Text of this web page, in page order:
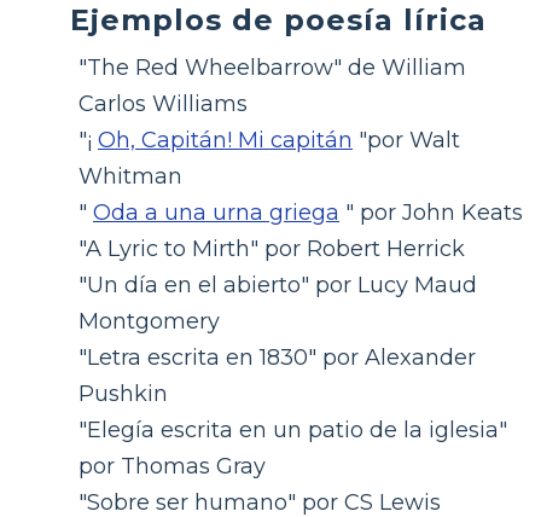
Ejemplos de poesía lírica
"The Red Wheelbarrow" de William
Carlos Williams
"¡ Oh, Capitán! Mi capitán "por Walt
Whitman
" Oda a una urna griega " por John Keats
"A Lyric to Mirth" por Robert Herrick
"Un día en el abierto" por Lucy Maud
Montgomery
"Letra escrita en 1830" por Alexander
Pushkin
"Elegía escrita en un patio de la iglesia"
por Thomas Gray
"Sobre ser humano" por CS Lewis